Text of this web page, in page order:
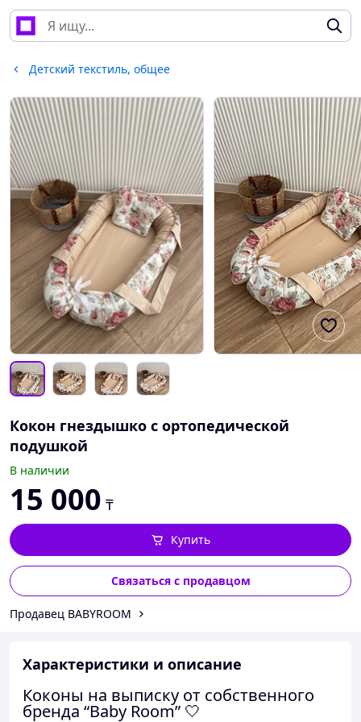
Детский текстиль, общее
Кокон гнездышко с ортопедической
подушкой
В наличии
15 000 ₸
Купить
Связаться с продавцом
Продавец BABYROOM
Характеристики и описание
Коконы на выписку от собственного
бренда “Baby Room” 🤍